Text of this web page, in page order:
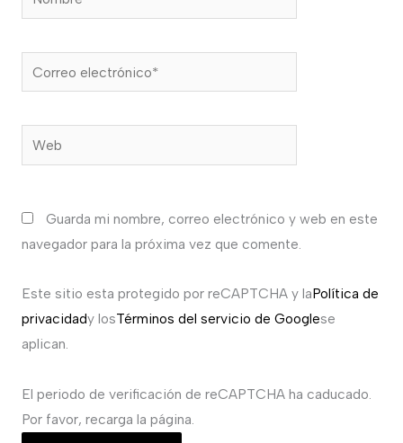
Correo
electrónico*
Web
Guarda mi nombre, correo electrónico y web en este
navegador para la próxima vez que comente.
Este sitio esta protegido por reCAPTCHA y laPolítica de
privacidady losTérminos del servicio de Googlese
aplican.
El periodo de verificación de reCAPTCHA ha caducado.
Por favor, recarga la página.